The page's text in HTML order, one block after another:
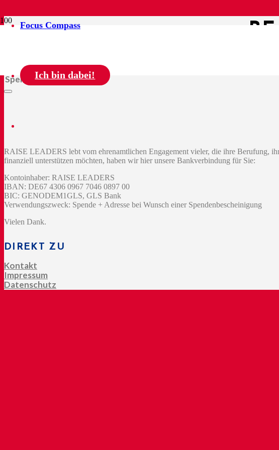
Focus Compass
Ich bin dabei!
Spenden
RAISE LEADERS lebt vom ehrenamtlichen Engagement vieler, die ihre Berufung,
finanziell unterstützen möchten, haben wir hier unsere Bankverbindung für Sie:
Kontoinhaber: RAISE LEADERS
IBAN: DE67 4306 0967 7046 0897 00
BIC: GENODEM1GLS, GLS Bank
Verwendungszweck: Spende + Adresse bei Wunsch einer Spendenbescheinigung
Vielen Dank.
DIREKT ZU
Kontakt
Impressum
Datenschutz